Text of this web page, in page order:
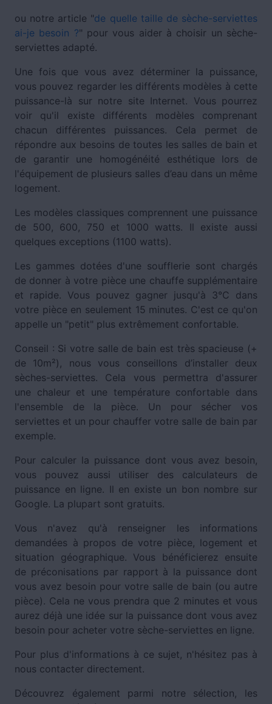
ou notre article "de quelle taille de sèche-serviettes
ai-je besoin ?" pour vous aider à choisir un sèche-
serviettes adapté.
Une fois que vous avez déterminer la puissance,
vous pouvez regarder les différents modèles à cette
puissance-là sur notre site Internet. Vous pourrez
voir qu'il existe différents modèles comprenant
chacun différentes puissances. Cela permet de
répondre aux besoins de toutes les salles de bain et
de garantir une homogénéité esthétique lors de
l'équipement de plusieurs salles d’eau dans un même
logement.
Les modèles classiques comprennent une puissance
de 500, 600, 750 et 1000 watts. Il existe aussi
quelques exceptions (1100 watts).
Les gammes dotées d'une soufflerie sont chargés
de donner à votre pièce une chauffe supplémentaire
et rapide. Vous pouvez gagner jusqu'à 3°C dans
votre pièce en seulement 15 minutes. C'est ce qu'on
appelle un "petit" plus extrêmement confortable.
Conseil : Si votre salle de bain est très spacieuse (+
de 10m²), nous vous conseillons d’installer deux
sèches-serviettes. Cela vous permettra d'assurer
une chaleur et une température confortable dans
l'ensemble de la pièce. Un pour sécher vos
serviettes et un pour chauffer votre salle de bain par
exemple.
Pour calculer la puissance dont vous avez besoin,
vous pouvez aussi utiliser des calculateurs de
puissance en ligne. Il en existe un bon nombre sur
Google. La plupart sont gratuits.
Vous n'avez qu'à renseigner les informations
demandées à propos de votre pièce, logement et
situation géographique. Vous bénéficierez ensuite
de préconisations par rapport à la puissance dont
vous avez besoin pour votre salle de bain (ou autre
pièce). Cela ne vous prendra que 2 minutes et vous
aurez déjà une idée sur la puissance dont vous avez
besoin pour acheter votre sèche-serviettes en ligne.
Pour plus d'informations à ce sujet, n'hésitez pas à
nous contacter directement.
Découvrez également parmi notre sélection, les